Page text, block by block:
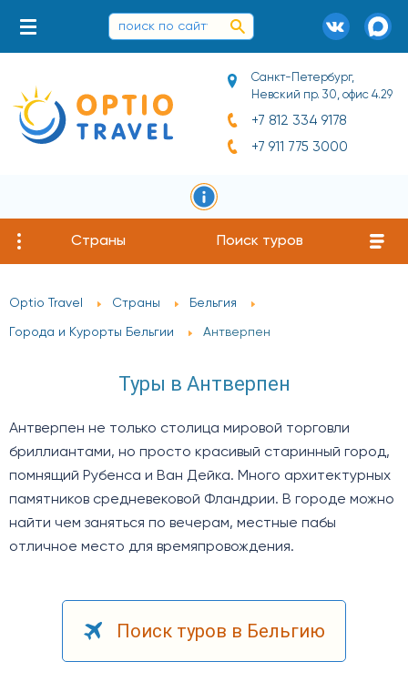
Санкт-Петербург,
Невский пр. 30, офис 4.29
+7 812 334 9178
+7 911 775 3000
Страны Поиск туров
Optio Travel Страны Бельгия
Города и Курорты Бельгии Антверпен
Туры в Антверпен
Антверпен не только столица мировой торговли
бриллиантами, но просто красивый старинный город,
помнящий Рубенса и Ван Дейка. Много архитектурных
памятников средневековой Фландрии. В городе можно
найти чем заняться по вечерам, местные пабы
отличное место для времяпровождения.
Поиск туров в Бельгию